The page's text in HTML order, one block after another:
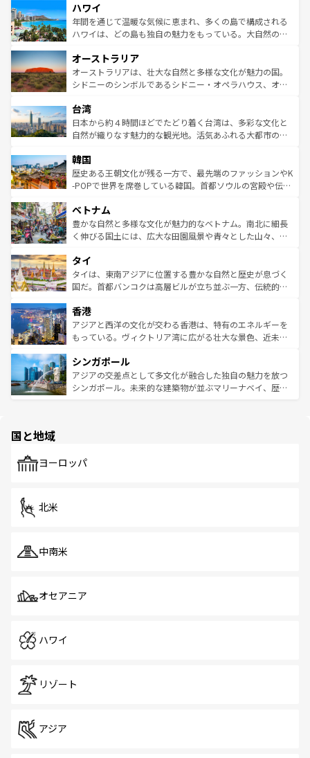
ば市内交通費無料で観光を楽しむこともできる。 なお、新
着のスイス情報はコンテンツ一覧 を参照してほしい。
のような巨大都市は、観光、ショッピング、エンターテイ
ンメントが詰まった刺激的なスポットだ。一方、アメリカ
西部には大自然が広がり、グランドキャニオンやイエロー
部のニューオーリンズでは、音楽と美食が融合した独特の
文化が魅力。旅行者はアメリカの各地域で異なる魅力を楽
しみながら、その多様性と豊かな歴史を感じることができ
ならではの贅沢な旅のスタイルだ。 なお、新着のアメリカ
情報はコンテンツ一覧を参照してほしい。
ハワイ
年間を通じて温暖な気候に恵まれ、多くの島で構成される
ハワイは、どの島も独自の魅力をもっている。大自然の神
ワイ島は見逃せない。また、定番の観光地といえばオアフ
島だが、静かな自然を求めるならマウイ島やカウアイ島が
おすすめ。エメラルドグリーンに輝く海をはじめ、豊かな
れるおもてなしの心で訪れる人々を迎えてくれるハワイの
人々、おいしいローカルフードやハワイアンミュージッ
ク、伝統的なフラダンスなど、すべてがハワイの魅力を彩
ワイを、存分に味わってほしい。 なお、新着のハワイ情報
はコンテンツ一覧を参照してほしい。
オーストラリア
オーストラリアは、壮大な自然と多様な文化が魅力の国。
シドニーのシンボルであるシドニー・オペラハウス、オー
リアリーフや大陸中央部にそびえるウルル（エアーズロッ
ク）、タスマニアの美しい原生林やケアンズの熱帯雨林な
ど、見どころがたくさん。また、カフェやワイン、オージ
いる。アクティビティも充実しており、サーフィンやダイ
ビング、ハイキングなど、アウトドア好きにはたまらな
い。オーストラリアの多彩な魅力を存分に味わいつくそ
参照してほしい。
台湾
日本から約４時間ほどでたどり着く台湾は、多彩な文化と
自然が織りなす魅力的な観光地。活気あふれる大都市の台
ン）、静ひつな山岳地帯である台湾東部など、都市の喧騒
と山間の静けさが共存しており、訪れる人に新しい発見と
驚きをもたらしてくれる。また、奥深い台湾の食文化も魅
容にもいいと評判のスイーツなど、バラエティ豊かな料理
が味わえる。 なお、新着の台湾情報は コンテンツ一覧を参
照してほしい。
韓国
歴史ある王朝文化が残る一方で、最先端のファッションやK
-POPで世界を席巻している韓国。首都ソウルの宮殿や伝統
き、地方に足を延ばせば四季折々の自然美を楽しむことが
できる。そして、キムチや焼肉、絶品のストリートフード
まで、さまざまな韓国料理が待っている。夜には、韓国な
リティに包まれながら、韓国の多彩な魅力を心ゆくまで味
わってみてほしい。 なお、新着の韓国情報はコンテンツ一
覧を参照してほしい。
ベトナム
豊かな自然と多様な文化が魅力的なベトナム。南北に細長
く伸びる国土には、広大な田園風景や青々とした山々、世
急速な発展と共に伝統が息づく。ハノイの古い町並みやホ
ーチミン市のフランス統治時代の建物も、独特の雰囲気を
醸し出している。また、バラエティの豊かさとおいしさで
とつ。フォーやバインミー、ベトナムコーヒーなどは、ぜ
ひ現地で味わいたい。どの地域を訪れてもあたたかい人々
が旅行者を迎えてくれるので、きっと忘れられない旅にな
参照してほしい。
タイ
タイは、東南アジアに位置する豊かな自然と歴史が息づく
国だ。首都バンコクは高層ビルが立ち並ぶ一方、伝統的な
の活気が交差している。北部ではチェンマイなどの山岳地
帯で自然と触れ合い、南部ではプーケットやクラビの美し
いビーチでリゾート気分を楽しむことができる。タイ料理
激する。気候は一年中温暖で、どの季節にも異なる楽しみ
が待っている。親しみやすいタイの人々、仏教を中心とし
た文化、そして多様な観光資源が、訪れる旅人を魅了し続
香港
アジアと西洋の文化が交わる香港は、特有のエネルギーを
もっている。ヴィクトリア湾に広がる壮大な景色、近未来
み、どこを訪れても感動するはず。観光スポットが密集し
ており、効率よく見どころを回れるのも魅力。息をのむよ
うな絶景から文化的な体験まで、香港を存分に楽しみ尽く
シンガポール
アジアの交差点として多文化が融合した独自の魅力を放つ
シンガポール。未来的な建築物が並ぶマリーナベイ、歴史
で、ホーカーズは地元の風情を楽しめる外せないスポット
国と地域
ヨーロッパ
北米
中南米
オセアニア
ハワイ
リゾート
アジア